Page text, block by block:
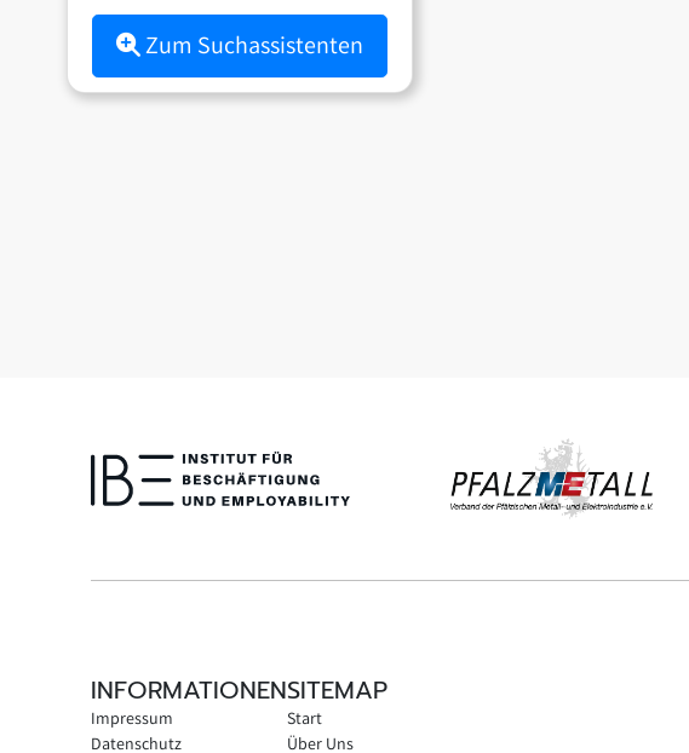
Zum Suchassistenten
INFORMATIONEN
Impressum
Datenschutz
SITEMAP
Start
Über Uns